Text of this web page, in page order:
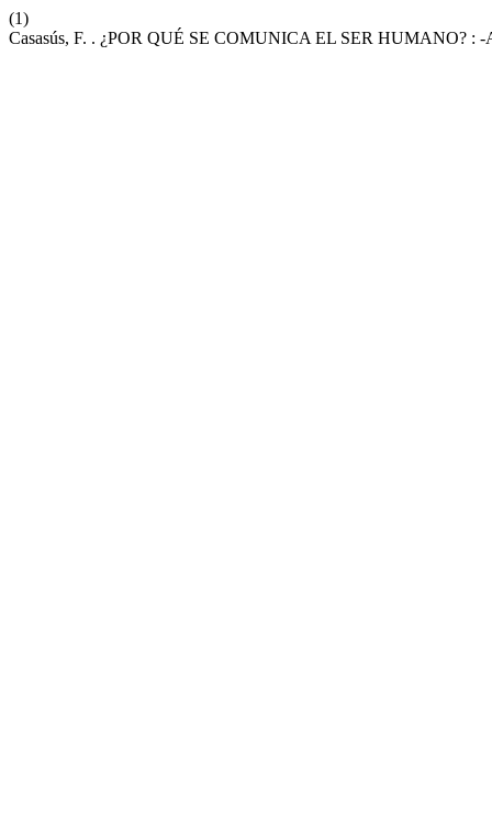
(1)
Casasús, F. . ¿POR QUÉ SE COMUNICA EL SER HUMANO? :